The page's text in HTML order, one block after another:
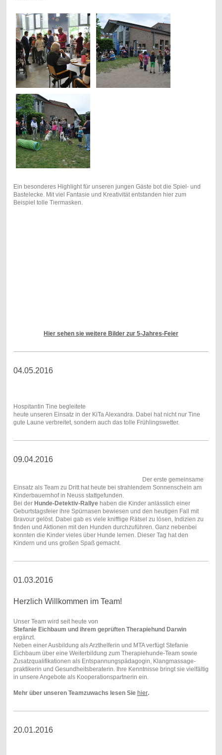
Ein besonderes Highlight für unseren jungen Gäste bot die Spiel- und
Bastelecke. Mit viel Fantasie und Kreativität entstanden hier zum
Beispiel tolle Tiermasken.
Hier sehen sie weitere Bilder zur 5-Jahres-Feier
04.05.2016
Hospitantin Tine begleitete
heute unseren Einsatz in der KiTa Alexandra. Dabei hat nicht nur Tine
gute Laune verbreitet, sondern auch das tolle Frühlingswetter.
09.04.2016
Der erste gemeinsame
Einsatz als Team zu Dritt hat heute bei strahlendem Sonnenschein am
Kinderbauernhof in Neuss stattgefunden.
Bei der Hunde-Detektiv-Rallyehaben die Kinder anlässlich einer
Geburtstagsfeier ihre Spürnasen bewiesen und den heutigen Fall mit
Bravour gelöst. Dabei gab es viele knifflige Rätsel zu lösen, Indizien zu
finden und Aktionen mit den Hunden durchzuführen. Ganz nebenbei
konnten die Kinder vieles über Hunde lernen. Dieser Tag hat den
Kindern und uns großen Spaß gemacht.
01.03.2016
Herzlich Willkommen im Team!
Unser Team wird seit heute von
Stefanie Eichbaum und ihrem geprüften Therapiehund Darwin
ergänzt.
Neben einer Ausbildung als Arzthelferin und MTA verfügt Stefanie
Eichbaum über eine Weiterbildung zum Therapiehunde-Team sowie
Zusatzqualifikationen als Entspannungspädagogin, Klangmassage-
praktikerin und Gesundheitsberaterin. Ihre Kenntnisse bringt sie vielfältig
in unsere Angebote als Kooperationspartnerin ein.
Mehr über unseren Teamzuwachs lesen Sie hier.
20.01.2016